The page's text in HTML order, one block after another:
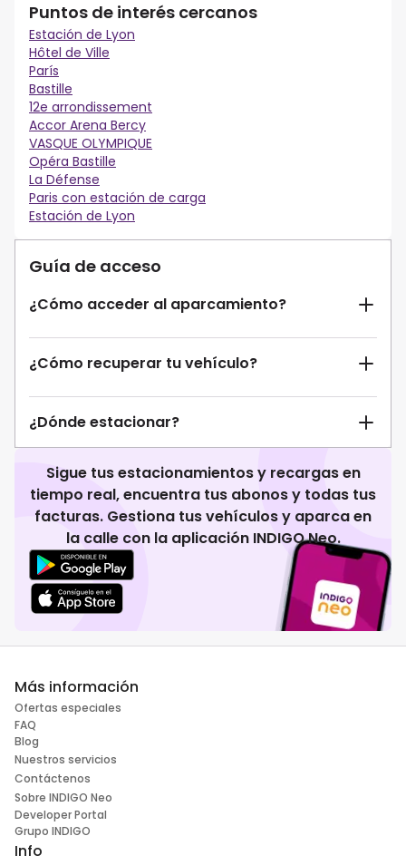
Puntos de interés cercanos
Estación de Lyon
Hôtel de Ville
París
Bastille
12e arrondissement
Accor Arena Bercy
VASQUE OLYMPIQUE
Opéra Bastille
La Défense
Paris con estación de carga
Estación de Lyon
Guía de acceso
¿Cómo acceder al aparcamiento?
¿Cómo recuperar tu vehículo?
¿Dónde estacionar?
Sigue tus estacionamientos y recargas en
tiempo real, encuentra tus abonos y todas tus
facturas. Gestiona tus vehículos y aparca en
la calle con la aplicación INDIGO Neo.
Más información
Ofertas especiales
FAQ
Blog
Nuestros servicios
Contáctenos
Sobre INDIGO Neo
Developer Portal
Grupo INDIGO
Info